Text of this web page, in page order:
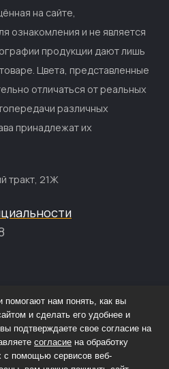
на сайте,
ознакомления и не является
продукции дают лишь
Цвета, представленные
отличаться от реальных
различных
принадлежат их
тракт, 21Ж
помогают нам понять, как вы
и сделать его удобнее и
подтверждаете свое согласие на
согласие на обработку
с помощью сервисов веб-